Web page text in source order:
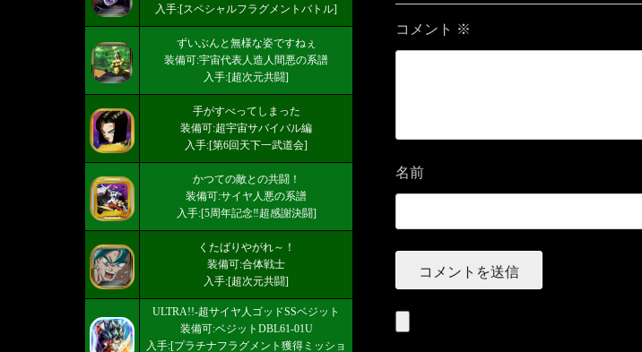
コメント ※
名前
入手:[スペシャルフラグメントバトル]
ずいぶんと無様な姿ですねぇ
装備可:宇宙代表人造人間悪の系譜
入手:[超次元共闘]
手がすべってしまった
装備可:超宇宙サバイバル編
入手:[第6回天下一武道会]
かつての敵との共闘！
装備可:サイヤ人悪の系譜
入手:[5周年記念‼超感謝決闘]
くたばりやがれ～！
装備可:合体戦士
入手:[超次元共闘]
ULTRA!!-超サイヤ人ゴッドSSベジット
装備可:ベジットDBL61-01U
入手:[プラチナフラグメント獲得ミッショ